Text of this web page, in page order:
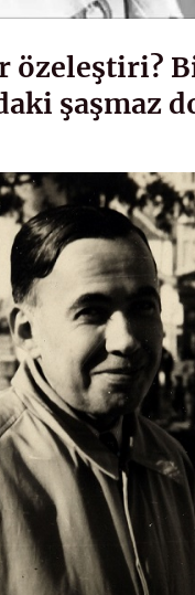
özeleştiri?
şaşmaz